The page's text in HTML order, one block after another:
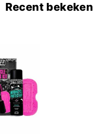
Recent bekeken